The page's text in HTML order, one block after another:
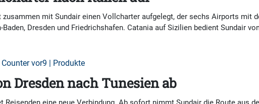
mit Sundair einen Vollcharter aufgelegt, der sechs Airports mit
Baden, Dresden und Friedrichshafen. Catania auf Sizilien bedient Sundair
vor9 | Produkte
Dresden nach Tunesien ab